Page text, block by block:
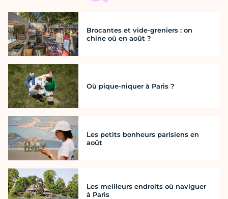
Brocantes et vide-greniers : on
chine où en août ?
Où pique-niquer à Paris ?
Les petits bonheurs parisiens en
août
Les meilleurs endroits où naviguer
à Paris